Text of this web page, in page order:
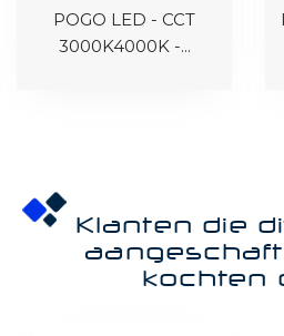
POGO LED - CCT
3000K4000K -...
Klanten die
kochten